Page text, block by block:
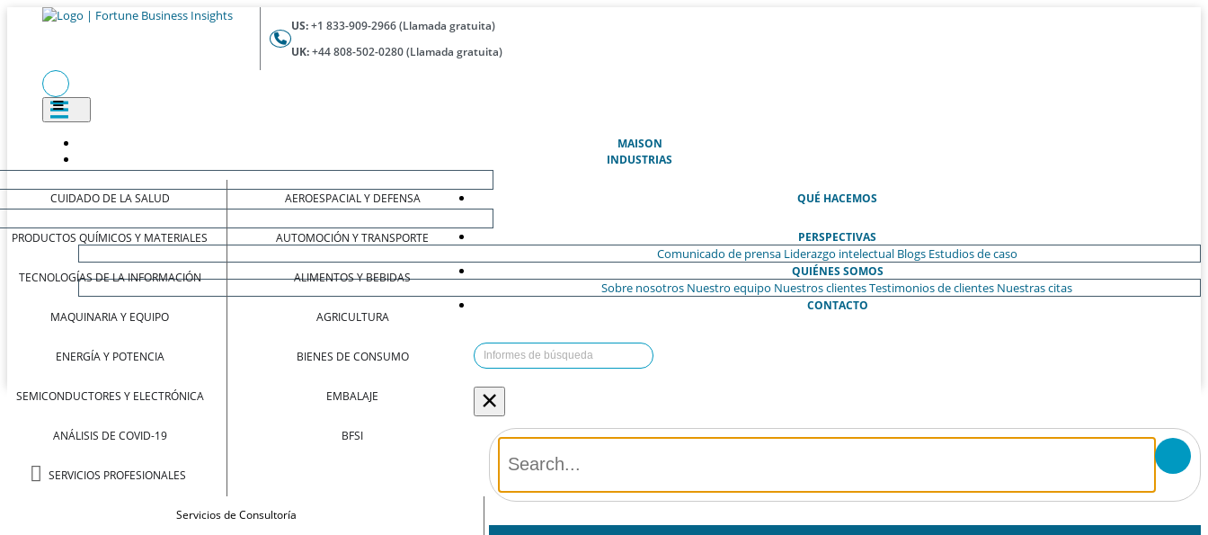
US:+1 833-909-2966 (Llamada gratuita)
UK:+44 808-502-0280 (Llamada gratuita)
MAISON(ACTUAL)
INDUSTRIAS
CUIDADO DE LA SALUD
PRODUCTOS QUÍMICOS Y MATERIALES
TECNOLOGÍAS DE LA INFORMACIÓN
MAQUINARIA Y EQUIPO
ENERGÍA Y POTENCIA
SEMICONDUCTORES Y ELECTRÓNICA
ANÁLISIS DE COVID-19
SERVICIOS PROFESIONALES
AEROESPACIAL Y DEFENSA
AUTOMOCIÓN Y TRANSPORTE
ALIMENTOS Y BEBIDAS
AGRICULTURA
BIENES DE CONSUMO
EMBALAJE
BFSI
QUÉ HACEMOS
Servicios de Consultoría
PERSPECTIVAS
Comunicado de prensa Liderazgo intelectual Blogs Estudios de caso
QUIÉNES SOMOS
Sobre nosotros Nuestro equipo Nuestros clientesTestimonios de clientes Nuestras citas
CONTACTO
×